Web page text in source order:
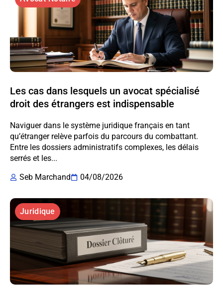
Les cas dans lesquels un avocat spécialisé
droit des étrangers est indispensable
Naviguer dans le système juridique français en tant
qu’étranger relève parfois du parcours du combattant.
Entre les dossiers administratifs complexes, les délais
serrés et les...
Seb Marchand
04/08/2026
Juridique